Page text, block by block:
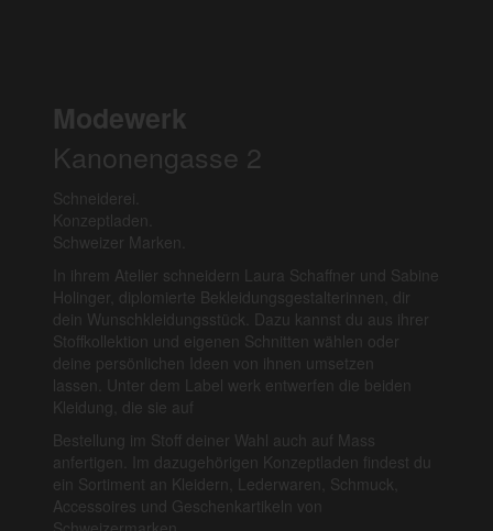
Modewerk
Kanonengasse 2
Schneiderei.
Konzeptladen.
Schweizer Marken.
In ihrem Atelier schneidern Laura Schaffner und Sabine
Holinger, diplomierte Bekleidungsgestalterinnen, dir
dein Wunschkleidungsstück. Dazu kannst du aus ihrer
Stoffkollektion und eigenen Schnitten wählen oder
deine persönlichen Ideen von ihnen umsetzen
lassen. Unter dem Label werk entwerfen die beiden
Kleidung, die sie auf
Bestellung im Stoff deiner Wahl auch auf Mass
anfertigen. Im dazugehörigen Konzeptladen findest du
ein Sortiment an Kleidern, Lederwaren, Schmuck,
Accessoires und Geschenkartikeln von